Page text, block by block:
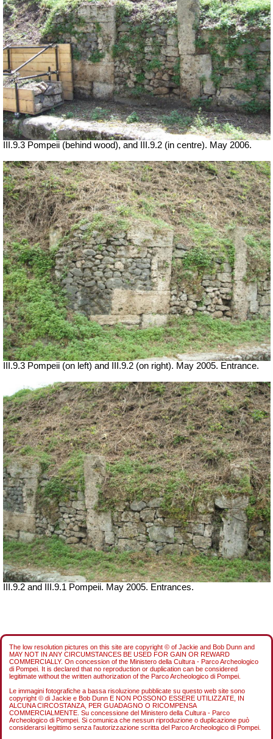
III.9.3 Pompeii (behind wood), and III.9.2 (in centre). May 2006.
III.9.3 Pompeii (on left) and III.9.2 (on right). May 2005. Entrance.
III.9.2 and III.9.1 Pompeii. May 2005. Entrances.
The low resolution pictures on this site are copyright © of Jackie and Bob Dunn and
MAY NOT IN ANY CIRCUMSTANCES BE USED FOR GAIN OR REWARD
COMMERCIALLY. On concession of the Ministero della Cultura - Parco Archeologico
di Pompei. It is declared that no reproduction or duplication can be considered
legitimate without the written authorization of the Parco Archeologico di Pompei.
Le immagini fotografiche a bassa risoluzione pubblicate su questo web site sono
copyright © di Jackie e Bob Dunn E NON POSSONO ESSERE UTILIZZATE, IN
ALCUNA CIRCOSTANZA, PER GUADAGNO O RICOMPENSA
COMMERCIALMENTE. Su concessione del Ministero della Cultura - Parco
Archeologico di Pompei. Si comunica che nessun riproduzione o duplicazione può
considerarsi legittimo senza l'autorizzazione scritta del Parco Archeologico di Pompei.